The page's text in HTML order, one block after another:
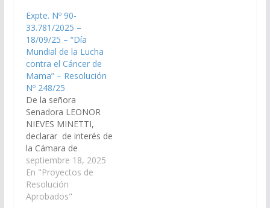
2025 bajo el lema
“Nos Decidimos”, que
se celebra cada 21 de
marzo, especialmente
aquellas acciones a…
Expte. Nº 90-
33.781/2025 –
18/09/25 – “Día
Mundial de la Lucha
contra el Cáncer de
Mama” – Resolución
Nº 248/25
De la señora
Senadora LEONOR
NIEVES MINETTI,
declarar de interés de
la Cámara de
Senadores todas las
actividades y actos
conmemorativos a
celebrase el 19 de
septiembre 18, 2025
En "Proyectos de
Resolución
Aprobados"